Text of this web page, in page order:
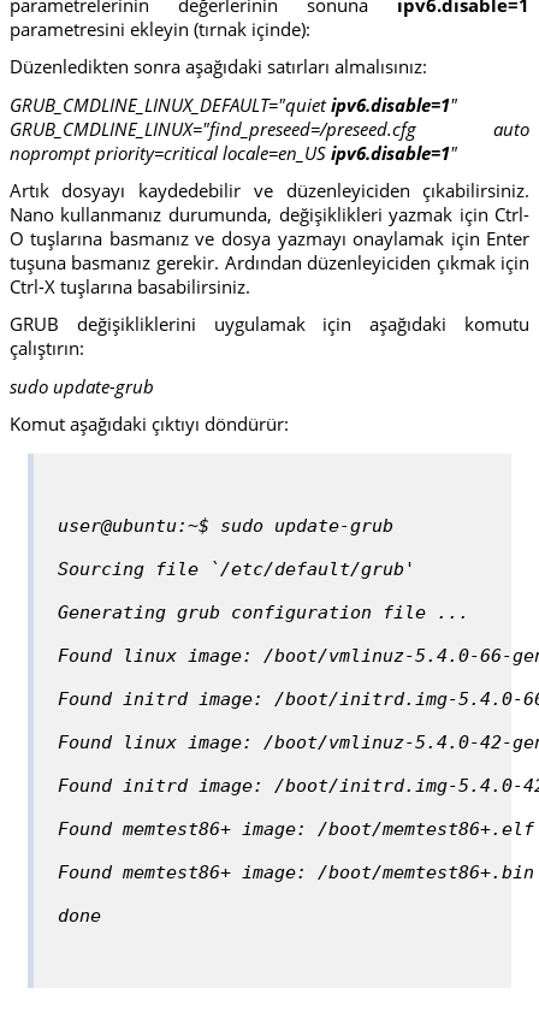
parametresini ekleyin (tırnak içinde):
Düzenledikten sonra aşağıdaki satırları almalısınız:
GRUB_CMDLINE_LINUX_DEFAULT="quietipv6.disable=1"
GRUB_CMDLINE_LINUX="find_preseed=/preseed.cfg auto
noprompt priority=critical locale=en_US ipv6.disable=1"
Artık dosyayı kaydedebilir ve düzenleyiciden çıkabilirsiniz.
Nano kullanmanız durumunda, değişiklikleri yazmak için Ctrl-
O tuşlarına basmanız ve dosya yazmayı onaylamak için Enter
tuşuna basmanız gerekir. Ardından düzenleyiciden çıkmak için
Ctrl-X tuşlarına basabilirsiniz.
GRUB değişikliklerini uygulamak için aşağıdaki komutu
çalıştırın:
sudo update-grub
Komut aşağıdaki çıktıyı döndürür:
user@ubuntu:~$ sudo update-grub
Sourcing file `/etc/default/grub'
Generating grub configuration file ...
Found linux image: /boot/vmlinuz-5.4.0-66-
Found initrd image: /boot/initrd.img-5.4.0-
Found linux image: /boot/vmlinuz-5.4.0-42-
Found initrd image: /boot/initrd.img-5.4.0-
Found memtest86+ image: /boot/memtest86+.elf
Found memtest86+ image: /boot/memtest86+.bin
done